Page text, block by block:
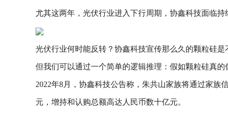
尤其这两年，光伏行业进入下行周期，协鑫科技面临
光伏行业何时能反转？协鑫科技宣传那么久的颗粒硅
但我们可以通过一个简单的逻辑推理：假如颗粒硅真
2022年8月，协鑫科技公告称，朱共山家族将通过家族
元，增持和认购总额高达人民币数十亿元。